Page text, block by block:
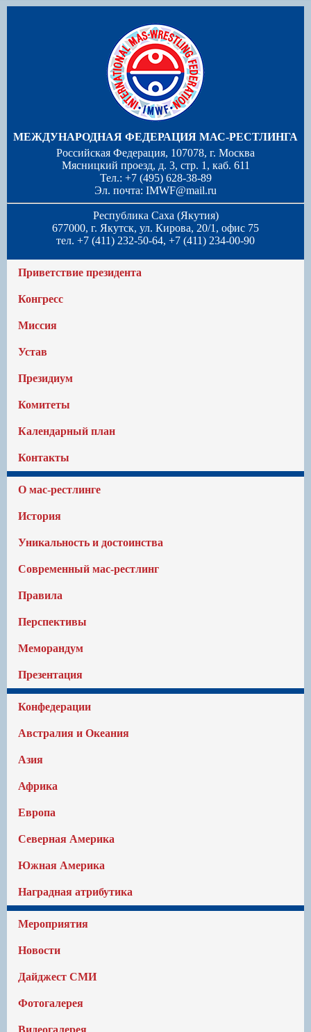
МЕЖДУНАРОДНАЯ ФЕДЕРАЦИЯ МАС-РЕСТЛИНГА
Российская Федерация, 107078, г. Москва
Мясницкий проезд, д. 3, стр. 1, каб. 611
Тел.: +7 (495) 628-38-89
Эл. почта: IMWF@mail.ru
Республика Саха (Якутия)
677000, г. Якутск, ул. Кирова, 20/1, офис 75
тел. +7 (411) 232-50-64, +7 (411) 234-00-90
Приветствие президента
Конгресс
Миссия
Устав
Президиум
Комитеты
Календарный план
Контакты
О мас-рестлинге
История
Уникальность и достоинства
Современный мас-рестлинг
Правила
Перспективы
Меморандум
Презентация
Конфедерации
Австралия и Океания
Азия
Африка
Европа
Северная Америка
Южная Америка
Наградная атрибутика
Мероприятия
Новости
Дайджест СМИ
Фотогалерея
Видеогалерея